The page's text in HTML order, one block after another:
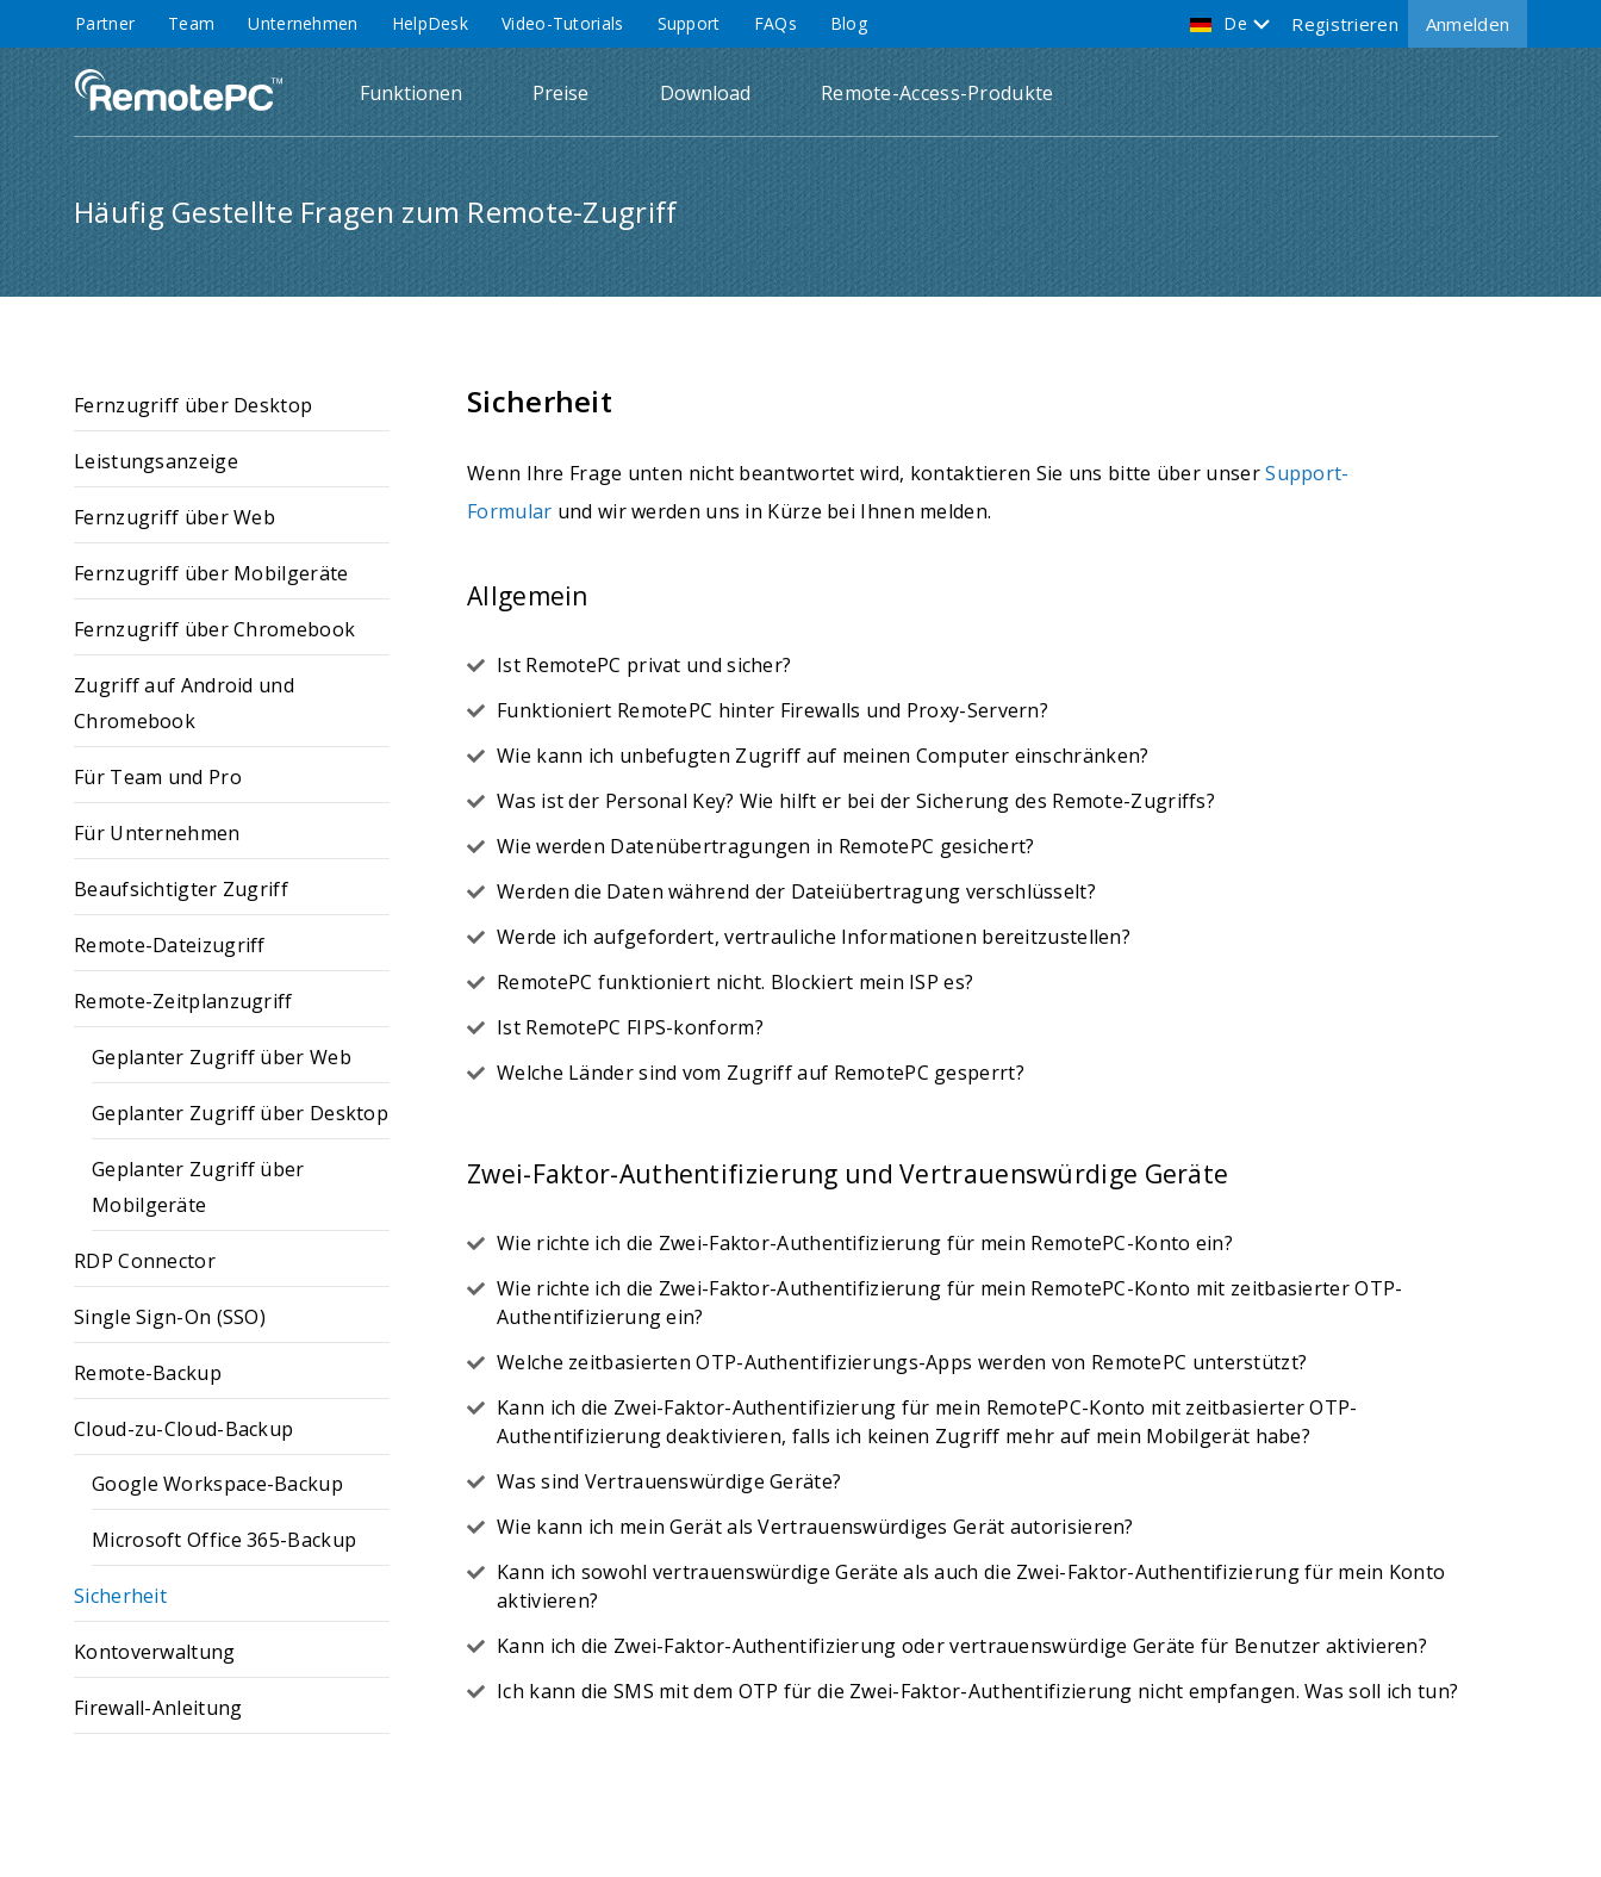
Partner Team Unternehmen HelpDesk Video-Tutorials Support FAQs Blog De Anmelden
Registrieren
Funktionen Preise Download Remote-Access-Produkte
Häufig Gestellte Fragen zum Remote-Zugriff
Fernzugriff über Desktop
Leistungsanzeige
Fernzugriff über Web
Fernzugriff über Mobilgeräte
Fernzugriff über Chromebook
Zugriff auf Android und
Chromebook
Für Team und Pro
Für Unternehmen
Beaufsichtigter Zugriff
Remote-Dateizugriff
Remote-Zeitplanzugriff
Geplanter Zugriff über Web
Geplanter Zugriff über Desktop
Geplanter Zugriff über
Mobilgeräte
RDP Connector
Single Sign-On (SSO)
Remote-Backup
Cloud-zu-Cloud-Backup
Google Workspace-Backup
Microsoft Office 365-Backup
Sicherheit
Kontoverwaltung
Firewall-Anleitung
Sicherheit
Wenn Ihre Frage unten nicht beantwortet wird, kontaktieren Sie uns bitte über unserSupport-
Formular und wir werden uns in Kürze bei Ihnen melden.
Allgemein
Ist RemotePC privat und sicher?
Funktioniert RemotePC hinter Firewalls und Proxy-Servern?
Wie kann ich unbefugten Zugriff auf meinen Computer einschränken?
Was ist der Personal Key? Wie hilft er bei der Sicherung des Remote-Zugriffs?
Wie werden Datenübertragungen in RemotePC gesichert?
Werden die Daten während der Dateiübertragung verschlüsselt?
Werde ich aufgefordert, vertrauliche Informationen bereitzustellen?
RemotePC funktioniert nicht. Blockiert mein ISP es?
Ist RemotePC FIPS-konform?
Welche Länder sind vom Zugriff auf RemotePC gesperrt?
Zwei-Faktor-Authentifizierung und Vertrauenswürdige Geräte
Wie richte ich die Zwei-Faktor-Authentifizierung für mein RemotePC-Konto ein?
Wie richte ich die Zwei-Faktor-Authentifizierung für mein RemotePC-Konto mit zeitbasierter OTP-
Authentifizierung ein?
Welche zeitbasierten OTP-Authentifizierungs-Apps werden von RemotePC unterstützt?
Kann ich die Zwei-Faktor-Authentifizierung für mein RemotePC-Konto mit zeitbasierter OTP-
Authentifizierung deaktivieren, falls ich keinen Zugriff mehr auf mein Mobilgerät habe?
Was sind Vertrauenswürdige Geräte?
Wie kann ich mein Gerät als Vertrauenswürdiges Gerät autorisieren?
Kann ich sowohl vertrauenswürdige Geräte als auch die Zwei-Faktor-Authentifizierung für mein Konto
aktivieren?
Kann ich die Zwei-Faktor-Authentifizierung oder vertrauenswürdige Geräte für Benutzer aktivieren?
Ich kann die SMS mit dem OTP für die Zwei-Faktor-Authentifizierung nicht empfangen. Was soll ich tun?